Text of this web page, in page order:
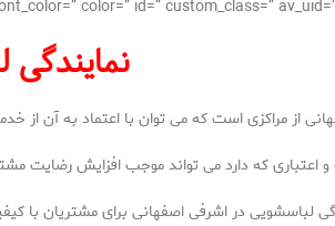
از مراکزی است که می توان با اعتماد به آن از
اعتباری که دارد می تواند موجب افزایش رضایت
لباسشویی در اشرفی اصفهانی برای مشتریان با